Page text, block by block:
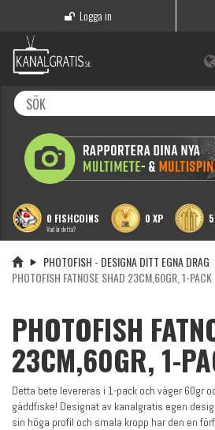
Logga in
0 FISHCOINS
Vad är detta?
0 XP
PHOTOFISH - DESIGNA DITT EGNA DRAG
PHOTOFISH FATNOSE SHAD 23CM,60GR, 1-PACK
PHOTOFISH
23CM,60GR, 1-
Detta bete levereras i 1-pack och väger 60gr
gäddfiske! Designat av kanalgratis egen
sin höga profil och smala kropp har den en